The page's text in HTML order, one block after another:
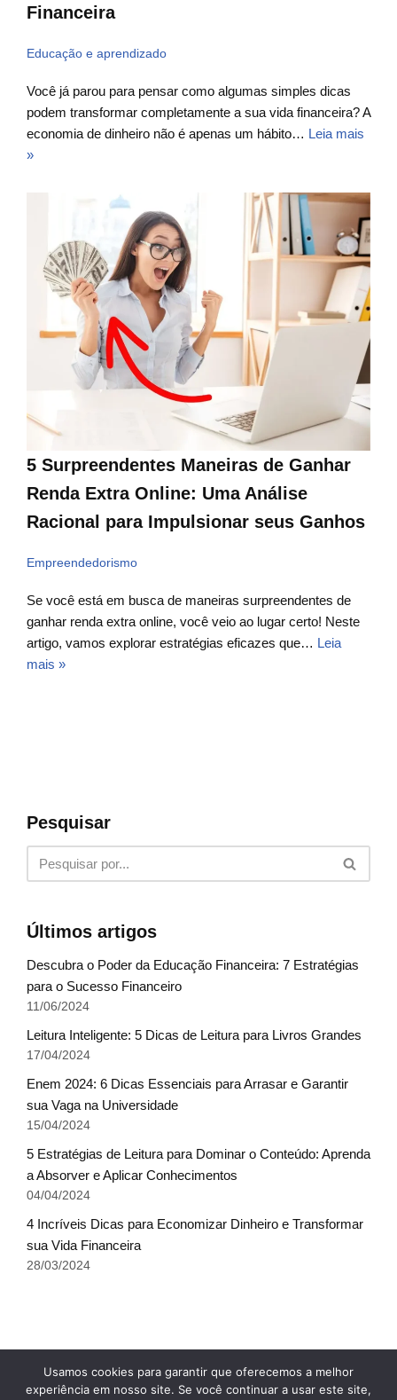
Financeira
Educação e aprendizado
Você já parou para pensar como algumas simples dicas
podem transformar completamente a sua vida financeira? A
economia de dinheiro não é apenas um hábito… Leia mais
»
5 Surpreendentes Maneiras de Ganhar
Renda Extra Online: Uma Análise
Racional para Impulsionar seus Ganhos
Empreendedorismo
Se você está em busca de maneiras surpreendentes de
ganhar renda extra online, você veio ao lugar certo! Neste
artigo, vamos explorar estratégias eficazes que… Leia
mais »
Pesquisar
Últimos artigos
Descubra o Poder da Educação Financeira: 7 Estratégias
para o Sucesso Financeiro
11/06/2024
Leitura Inteligente: 5 Dicas de Leitura para Livros Grandes
17/04/2024
Enem 2024: 6 Dicas Essenciais para Arrasar e Garantir
sua Vaga na Universidade
15/04/2024
5 Estratégias de Leitura para Dominar o Conteúdo: Aprenda
a Absorver e Aplicar Conhecimentos
04/04/2024
4 Incríveis Dicas para Economizar Dinheiro e Transformar
sua Vida Financeira
28/03/2024
Fale conosco
Glossário do Sucesso
Política de Privacidade
Sobre Nós Termos de uso
x
Usamos cookies para garantir que oferecemos a melhor
experiência em nosso site. Se você continuar a usar este site,